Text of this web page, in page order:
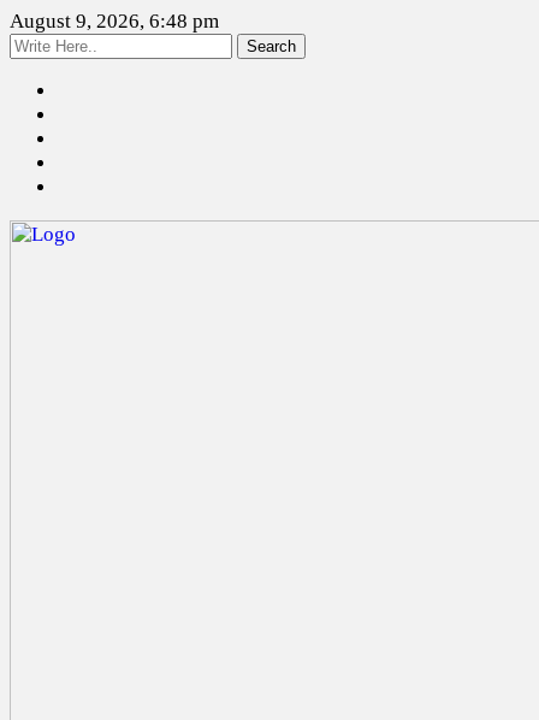
August 9, 2026, 6:48 pm
Search